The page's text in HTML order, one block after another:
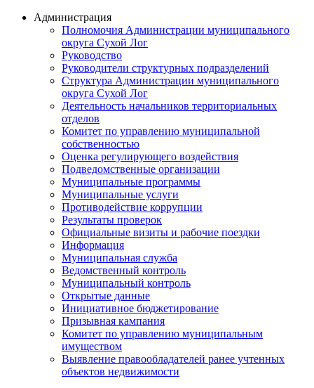
Администрация
Полномочия Администрации муниципального
округа Сухой Лог
Руководство
Руководители структурных подразделений
Структура Администрации муниципального
округа Сухой Лог
Деятельность начальников территориальных
отделов
Комитет по управлению муниципальной
собственностью
Оценка регулирующего воздействия
Подведомственные организации
Муниципальные программы
Муниципальные услуги
Противодействие коррупции
Результаты проверок
Официальные визиты и рабочие поездки
Информация
Муниципальная служба
Ведомственный контроль
Муниципальный контроль
Открытые данные
Инициативное бюджетирование
Призывная кампания
Комитет по управлению муниципальным
имуществом
Выявление правообладателей ранее учтенных
объектов недвижимости